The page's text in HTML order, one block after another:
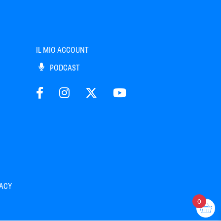
IL MIO ACCOUNT
PODCAST
0